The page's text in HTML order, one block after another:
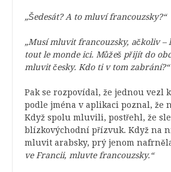
„Šedesát? A to mluví francouzsky?“
„Musí mluvit francouzsky, ačkoliv –
tout le monde ici. Můžeš přijít do
mluvit česky. Kdo ti v tom zabrání?“
Pak se rozpovídal, že jednou vezl
podle jména v aplikaci poznal, že
Když spolu mluvili, postřehl, že
blízkovýchodní přízvuk. Když na
mluvit arabsky, prý jenom
ve Francii, mluvte francouzsky.“